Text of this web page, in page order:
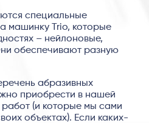
специальные
машинку Trio, которые
– нейлоновые,
обеспечивают разную
абразивных
приобрести в нашей
(и которые мы сами
объектах). Если каких-